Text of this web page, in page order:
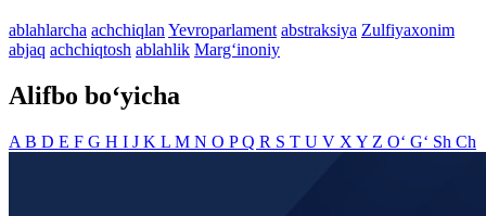
ablahlarcha achchiqlan Yevroparlament abstraksiya Zulfiyaxonim
abjaq achchiqtosh ablahlik Marg‘inoniy
Alifbo bo‘yicha
A B D E F G H I J K L M N O PQ R S T U V X Y Z O‘ G‘ Sh Ch